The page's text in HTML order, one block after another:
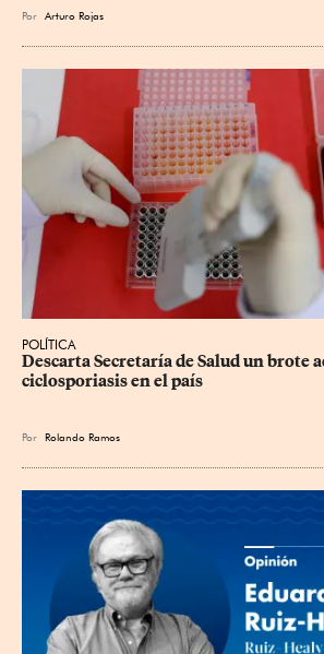
Por Arturo Rojas
POLÍTICA
Descarta Secretaría de Salud un brote
ciclosporiasis en el país
Por Rolando Ramos